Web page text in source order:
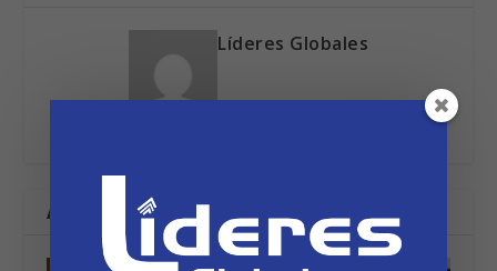
Líderes Globales
ARTÍCULOS RELACIONADOS